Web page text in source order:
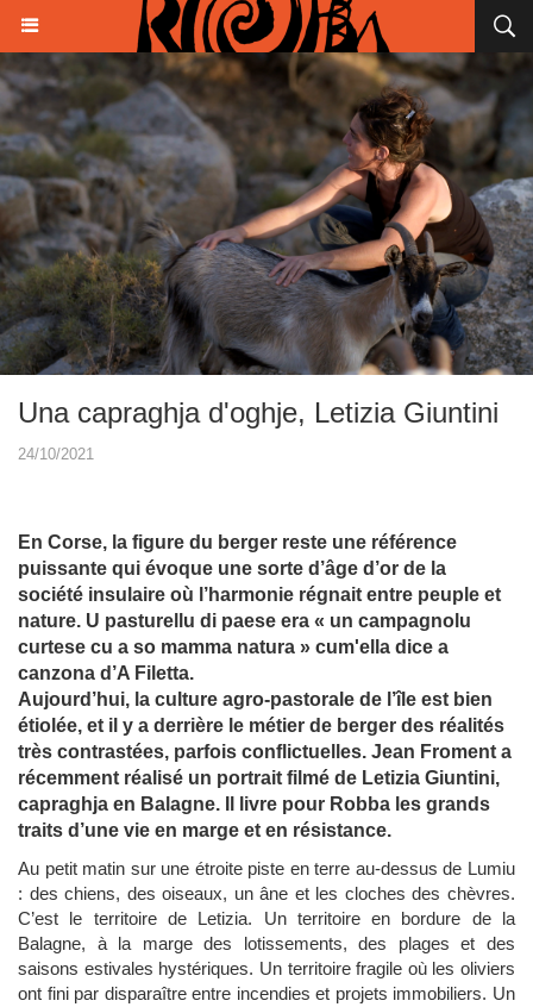
Una capraghja d'oghje, Letizia Giuntini
24/10/2021
En Corse, la figure du berger reste une référence
puissante qui évoque une sorte d’âge d’or de la
société insulaire où l’harmonie régnait entre peuple et
nature. U pasturellu di paese era « un campagnolu
curtese cu a so mamma natura » cum'ella dice a
canzona d’A Filetta.
Aujourd’hui, la culture agro-pastorale de l’île est bien
étiolée, et il y a derrière le métier de berger des réalités
très contrastées, parfois conflictuelles. Jean Froment a
récemment réalisé un portrait filmé de Letizia Giuntini,
capraghja en Balagne. Il livre pour Robba les grands
traits d’une vie en marge et en résistance.
Au petit matin sur une étroite piste en terre au-dessus de Lumiu
: des chiens, des oiseaux, un âne et les cloches des chèvres.
C’est le territoire de Letizia. Un territoire en bordure de la
Balagne, à la marge des lotissements, des plages et des
saisons estivales hystériques. Un territoire fragile où les oliviers
ont fini par disparaître entre incendies et projets immobiliers. Un